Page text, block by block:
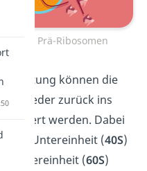
der Prä-Ribosomen
können die
wieder zurück ins
werden. Dabei
Untereinheit (40S)
Untereinheit (60S)